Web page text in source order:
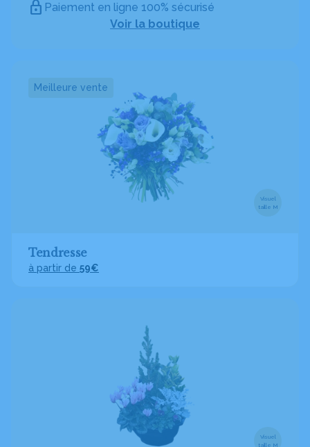
Paiement en ligne 100% sécurisé
Voir la boutique
Meilleure vente
Visuel
taille M
Tendresse
à partir de 59€
Visuel
taille M